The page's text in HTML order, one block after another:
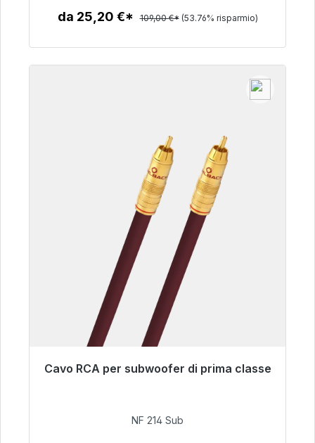
da 25,20 €* 109,00 €* (53.76% risparmio)
Cavo RCA per subwoofer di prima classe
Pronto per la spedizione immediata, tempo di
94,00 €
NF 214 Sub